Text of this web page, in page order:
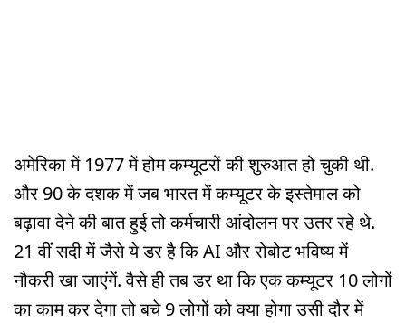
अमेरिका में 1977 में होम कम्यूटरों की शुरुआत हो चुकी थी.
और 90 के दशक में जब भारत में कम्यूटर के इस्तेमाल को
बढ़ावा देने की बात हुई तो कर्मचारी आंदोलन पर उतर रहे थे.
21 वीं सदी में जैसे ये डर है कि AI और रोबोट भविष्य में
नौकरी खा जाएंगें. वैसे ही तब डर था कि एक कम्यूटर 10 लोगों
का काम कर देगा तो बचे 9 लोगों को क्या होगा उसी दौर में